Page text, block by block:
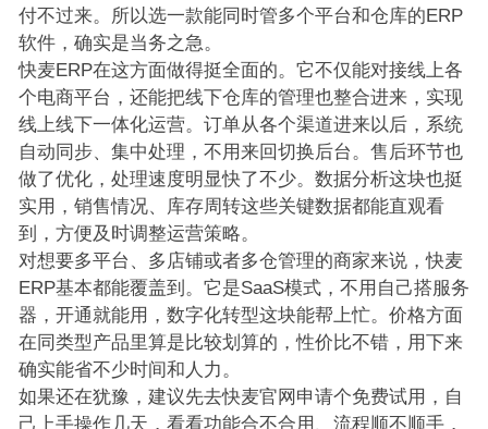
付不过来。所以选一款能同时管多个平台和仓库的ERP
软件，确实是当务之急。
快麦ERP在这方面做得挺全面的。它不仅能对接线上各
个电商平台，还能把线下仓库的管理也整合进来，实现
线上线下一体化运营。订单从各个渠道进来以后，系统
自动同步、集中处理，不用来回切换后台。售后环节也
做了优化，处理速度明显快了不少。数据分析这块也挺
实用，销售情况、库存周转这些关键数据都能直观看
到，方便及时调整运营策略。
对想要多平台、多店铺或者多仓管理的商家来说，快麦
ERP基本都能覆盖到。它是SaaS模式，不用自己搭服务
器，开通就能用，数字化转型这块能帮上忙。价格方面
在同类型产品里算是比较划算的，性价比不错，用下来
确实能省不少时间和人力。
如果还在犹豫，建议先去快麦官网申请个免费试用，自
己上手操作几天，看看功能合不合用、流程顺不顺手，